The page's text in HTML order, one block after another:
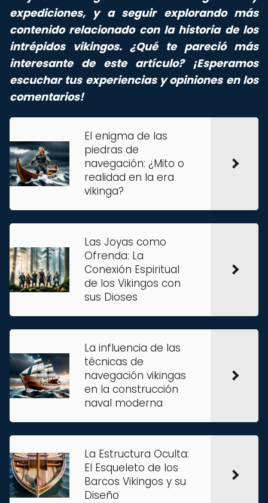
expediciones, y a seguir explorando más
contenido relacionado con la historia de los
intrépidos vikingos. ¿Qué te pareció más
interesante de este artículo? ¡Esperamos
escuchar tus experiencias y opiniones en los
comentarios!
El enigma de las
piedras de
navegación: ¿Mito o
realidad en la era
vikinga?
Las Joyas como
Ofrenda: La
Conexión Espiritual
de los Vikingos con
sus Dioses
La influencia de las
técnicas de
navegación vikingas
en la construcción
naval moderna
La Estructura Oculta:
El Esqueleto de los
Barcos Vikingos y su
Diseño